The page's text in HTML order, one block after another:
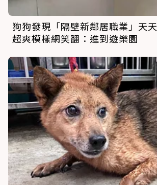
狗狗發現「隔壁新鄰居職業」天
超爽模樣網笑翻：進到遊樂園